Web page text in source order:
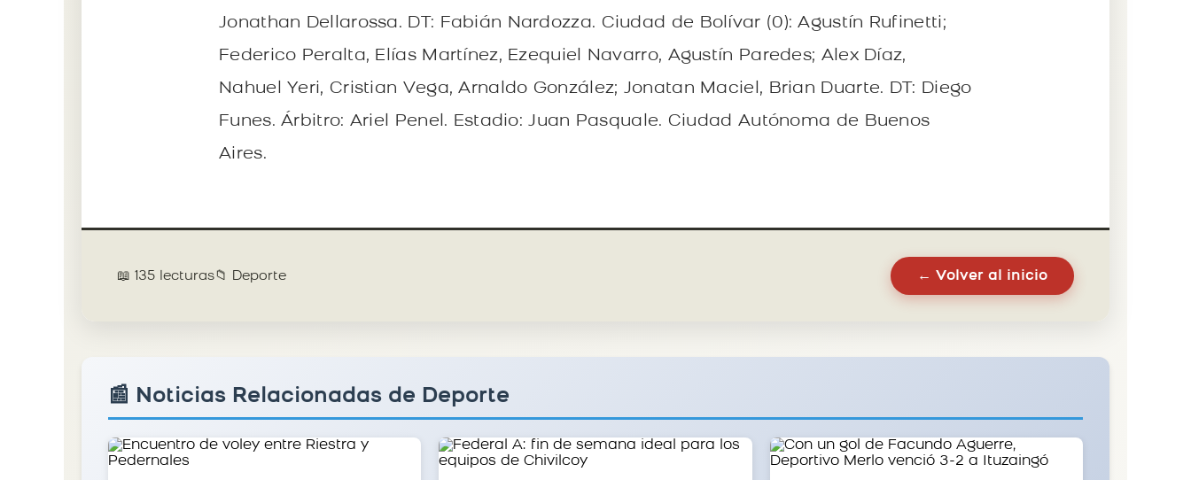
Jonathan Dellarossa. DT: Fabián Nardozza. Ciudad de Bolívar (0): Agustín Rufinetti;
Federico Peralta, Elías Martínez, Ezequiel Navarro, Agustín Paredes; Alex Díaz,
Nahuel Yeri, Cristian Vega, Arnaldo González; Jonatan Maciel, Brian Duarte. DT: Diego
Funes. Árbitro: Ariel Penel. Estadio: Juan Pasquale. Ciudad Autónoma de Buenos
Aires.
📖 135 lecturas📁 Deporte ← Volver al inicio
📰 Noticias Relacionadas de Deporte